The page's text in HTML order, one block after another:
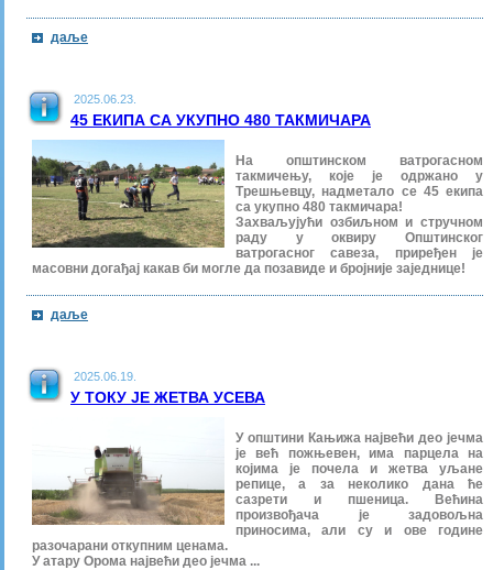
даље
2025.06.23.
45 ЕКИПА СА УКУПНО 480 ТАКМИЧАРА
На општинском ватрогасном
такмичењу, које је одржано у
Трешњевцу, надметало се 45 екипа
са укупно 480 такмичара!
Захваљујући озбиљном и стручном
раду у оквиру Општинског
ватрогасног савеза, приређен је
масовни догађај какав би могле да позавиде и бројније заједнице!
даље
2025.06.19.
У ТОКУ ЈЕ ЖЕТВА УСЕВА
У општини Кањижа највећи део јечма
је већ пожњевен, има парцела на
којима је почела и жетва уљане
репице, а за неколико дана ће
сазрети и пшеница. Већина
произвођача је задовољна
приносима, али су и ове године
разочарани откупним ценама.
У атару Орома највећи део јечма ...